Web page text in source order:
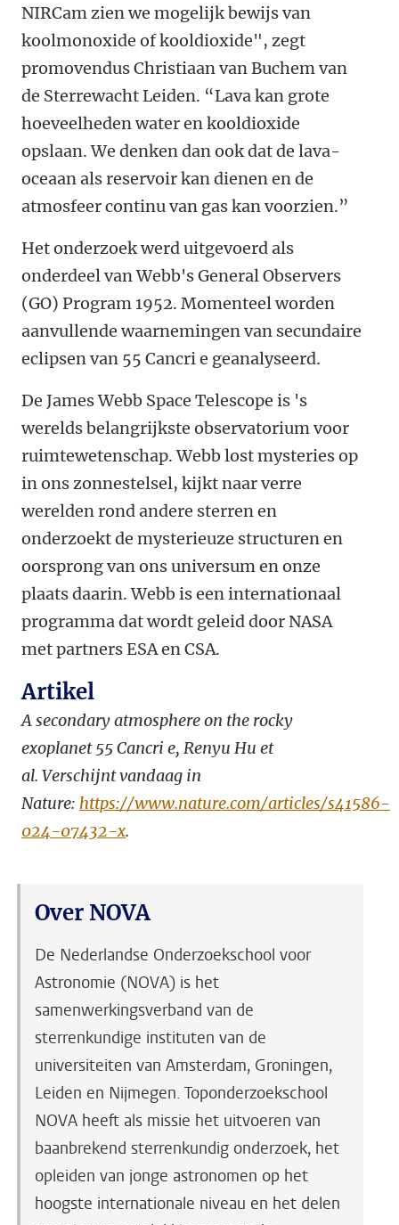
NIRCam zien we mogelijk bewijs van
koolmonoxide of kooldioxide", zegt
promovendus Christiaan van Buchem van
de Sterrewacht Leiden. “Lava kan grote
hoeveelheden water en kooldioxide
opslaan. We denken dan ook dat de lava-
oceaan als reservoir kan dienen en de
atmosfeer continu van gas kan voorzien.”
Het onderzoek werd uitgevoerd als
onderdeel van Webb's General Observers
(GO) Program 1952. Momenteel worden
aanvullende waarnemingen van secundaire
eclipsen van 55 Cancri e geanalyseerd.
De James Webb Space Telescope is 's
werelds belangrijkste observatorium voor
ruimtewetenschap. Webb lost mysteries op
in ons zonnestelsel, kijkt naar verre
werelden rond andere sterren en
onderzoekt de mysterieuze structuren en
oorsprong van ons universum en onze
plaats daarin. Webb is een internationaal
programma dat wordt geleid door NASA
met partners ESA en CSA.
Artikel
A secondary atmosphere on the rocky
exoplanet 55 Cancri e, Renyu Hu et
al. Verschijnt vandaag in
Nature: https://www.nature.com/articles/s41586-
024-07432-x.
Over NOVA
De Nederlandse Onderzoekschool voor
Astronomie (NOVA) is het
samenwerkingsverband van de
sterrenkundige instituten van de
universiteiten van Amsterdam, Groningen,
Leiden en Nijmegen. Toponderzoekschool
NOVA heeft als missie het uitvoeren van
baanbrekend sterrenkundig onderzoek, het
opleiden van jonge astronomen op het
hoogste internationale niveau en het delen